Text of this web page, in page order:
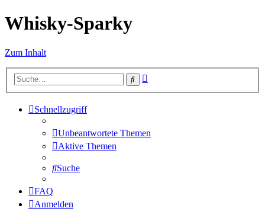
Whisky-Sparky
Zum Inhalt
Suche
Schnellzugriff
Unbeantwortete Themen
Aktive Themen
Suche
FAQ
Anmelden